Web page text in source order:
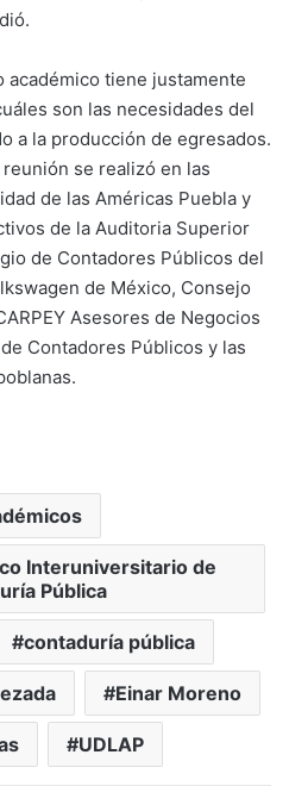
tiene justamente
son las necesidades del
a la producción de egresados.
se realizó en las
de las Américas Puebla y
de la Auditoria Superior
de Contadores Públicos del
de México, Consejo
Asesores de Negocios
Contadores Públicos y las
Interuniversitario de
Pública
contaduría pública
Einar Moreno
UDLAP